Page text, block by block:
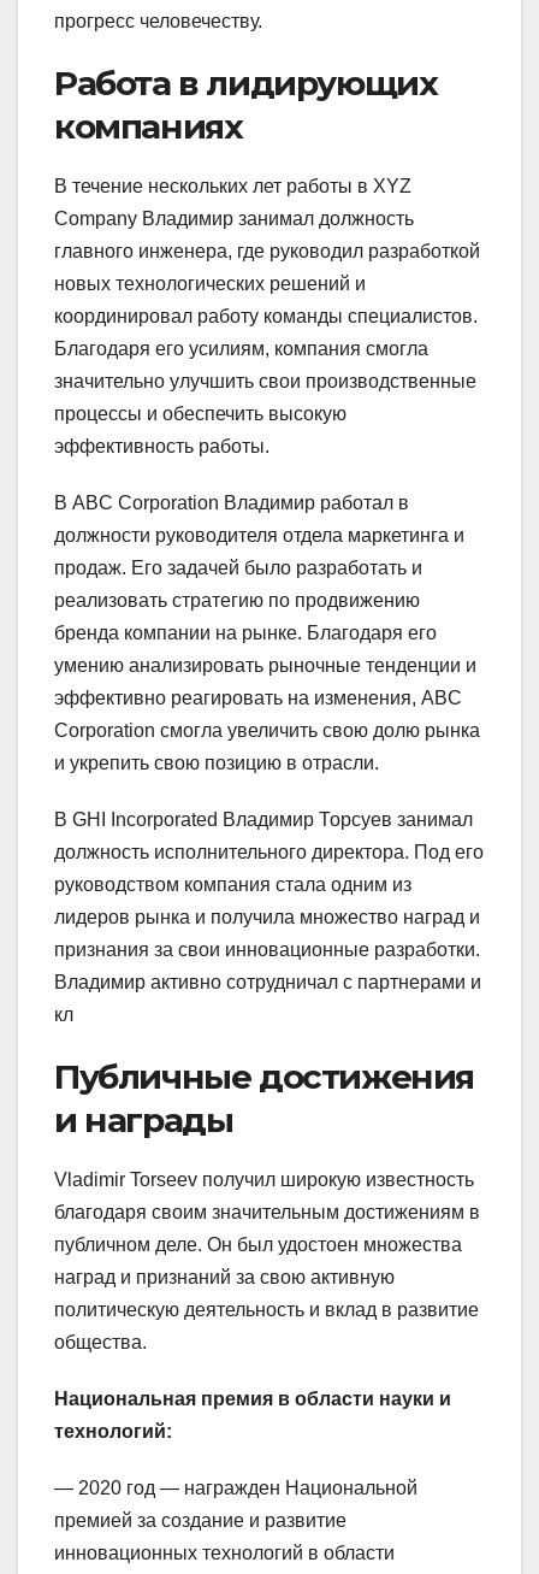
прогресс человечеству.
Работа в лидирующих
компаниях
В течение нескольких лет работы в XYZ
Company Владимир занимал должность
главного инженера, где руководил разработкой
новых технологических решений и
координировал работу команды специалистов.
Благодаря его усилиям, компания смогла
значительно улучшить свои производственные
процессы и обеспечить высокую
эффективность работы.
В ABC Corporation Владимир работал в
должности руководителя отдела маркетинга и
продаж. Его задачей было разработать и
реализовать стратегию по продвижению
бренда компании на рынке. Благодаря его
умению анализировать рыночные тенденции и
эффективно реагировать на изменения, ABC
Corporation смогла увеличить свою долю рынка
и укрепить свою позицию в отрасли.
В GHI Incorporated Владимир Торсуев занимал
должность исполнительного директора. Под его
руководством компания стала одним из
лидеров рынка и получила множество наград и
признания за свои инновационные разработки.
Владимир активно сотрудничал с партнерами и
кл
Публичные достижения
и награды
Vladimir Torseev получил широкую известность
благодаря своим значительным достижениям в
публичном деле. Он был удостоен множества
наград и признаний за свою активную
политическую деятельность и вклад в развитие
общества.
Национальная премия в области науки и
технологий:
— 2020 год — награжден Национальной
премией за создание и развитие
инновационных технологий в области